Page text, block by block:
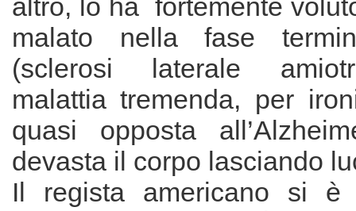
altro, lo ha fortemente
malato nella fase
(sclerosi laterale
malattia tremenda, per
quasi opposta
devasta il corpo lasciando
Il regista americano si